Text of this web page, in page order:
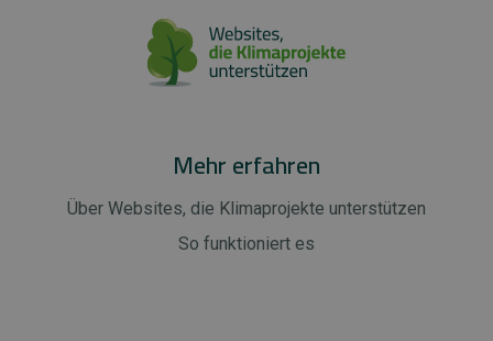
Mehr erfahren
Über Websites, die Klimaprojekte unterstützen
So funktioniert es